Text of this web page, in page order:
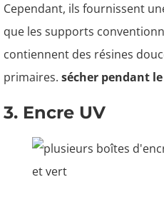
Cependant, ils fournissent
que les supports
contiennent des résines
primaires. sécher pendant
3. Encre UV